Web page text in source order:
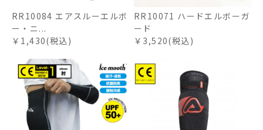
RR10084 エアスルーエルボ
ー・ニ...
￥1,430(税込)
RR10071 ハードエルボーガ
ード
￥3,520(税込)